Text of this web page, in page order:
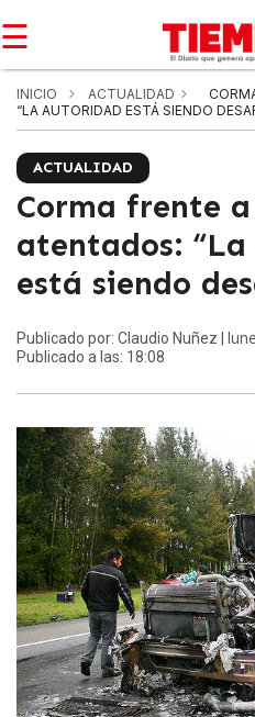
☰
INICIO ACTUALIDAD
“LA AUTORIDAD ESTÁ SIENDO
ACTUALIDAD
Corma frente a
atentados:
está siendo
Publicado por: Claudio Nuñez |
Publicado a las: 18:08